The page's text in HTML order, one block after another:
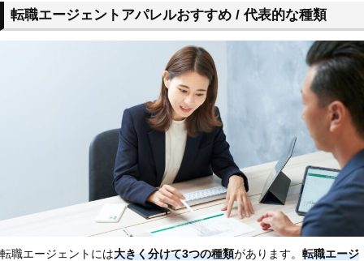
転職エージェントアパレルおすすめ / 代表的な種類
転職エージェントには大きく分けて3つの種類があります。 転職エージ